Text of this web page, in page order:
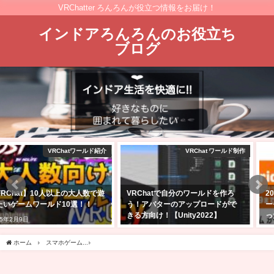
VRChatter ろんろんが役立つ情報をお届け！
インドアろんろんのお役立ち
ブログ
VRChat ワールド制作
VRChatで自分のワールドを作ろ
う！アバターのアップロードがで
きる方向け！【Unity2022】
amazon
2025年Amazonブラックフライデ
ーセール商品はどれ？私の気にな
ったセール品を紹介
ホーム スマホゲーム